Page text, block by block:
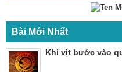
Bài Mới Nhất
Khi vịt bước vào